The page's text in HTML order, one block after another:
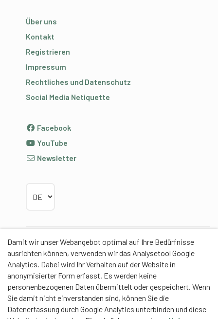
Damit wir unser Webangebot optimal auf Ihre Bedürfnisse
ausrichten können, verwenden wir das Analysetool Google
Analytics. Dabei wird Ihr Verhalten auf der Website in
anonymisierter Form erfasst. Es werden keine
personenbezogenen Daten übermittelt oder gespeichert. Wenn
Sie damit nicht einverstanden sind, können Sie die
Datenerfassung durch Google Analytics unterbinden und diese
Über uns
Kontakt
Registrieren
Impressum
Rechtliches und Datenschutz
Social Media Netiquette
Facebook
YouTube
Newsletter
Partner
Contentpartner